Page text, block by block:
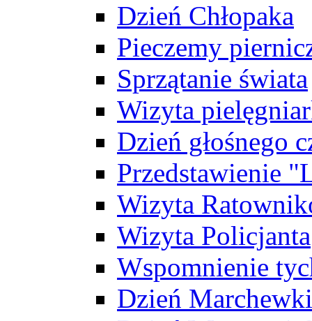
Dzień Chłopaka
Pieczemy
Sprzątanie świata
Wizyta
Dzień głośnego
Przedstawienie
Wizyta
Wizyta Policjanta
Wspomnienie
Dzień Marchewki